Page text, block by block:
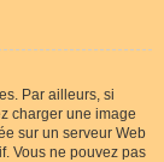
Par ailleurs, si
charger une image
sur un serveur Web
Vous ne pouvez pas